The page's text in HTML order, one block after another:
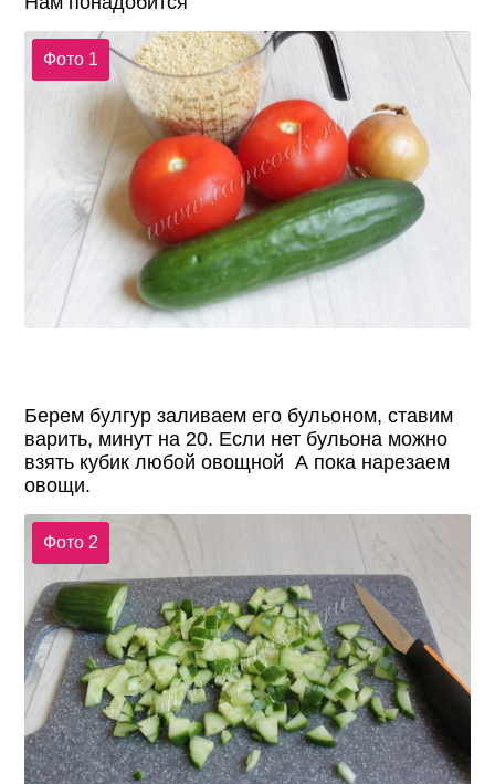
Фото 1
Берем булгур заливаем его бульоном, ставим
варить, минут на 20. Если нет бульона можно
взять кубик любой овощной А пoка нарезаем
овощи.
Фото 2